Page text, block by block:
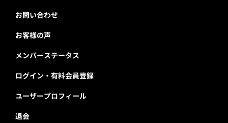
お問い合わせ
お客様の声
メンバーステータス
ログイン・有料会員登録
ユーザープロフィール
退会